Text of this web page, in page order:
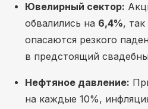
Ювелирный сектор:
обвалились на 6,4%,
опасаются резкого
в предстоящий
Нефтяное давление:
на каждые 10%,